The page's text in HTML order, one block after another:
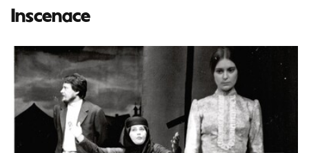
Inscenace